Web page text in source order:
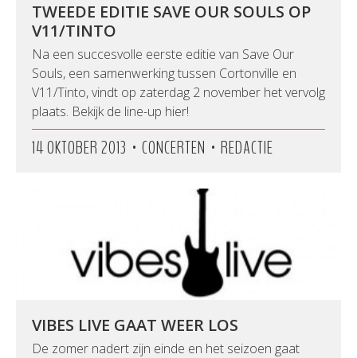
TWEEDE EDITIE SAVE OUR SOULS OP
V11/TINTO
Na een succesvolle eerste editie van Save Our
Souls, een samenwerking tussen Cortonville en
V11/Tinto, vindt op zaterdag 2 november het vervolg
plaats. Bekijk de line-up hier!
14 OKTOBER 2013 • CONCERTEN • REDACTIE
VIBES LIVE GAAT WEER LOS
De zomer nadert zijn einde en het seizoen gaat